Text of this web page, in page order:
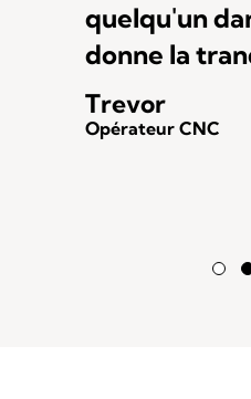
quelqu'un
donne la
Trevor
Opérateur CNC